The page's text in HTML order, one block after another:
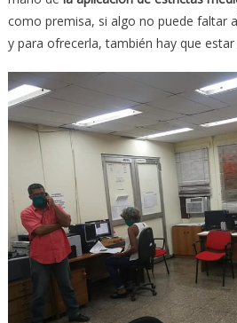
como premisa, si algo no puede faltar
y para ofrecerla, también hay que estar